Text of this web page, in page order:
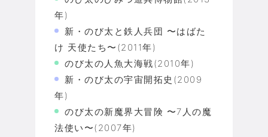
年)
新・のび太と鉄人兵団 〜はばた
け 天使たち〜(2011年)
のび太の人魚大海戦(2010年)
新・のび太の宇宙開拓史(2009
年)
のび太の新魔界大冒険 〜7人の魔
法使い〜(2007年)